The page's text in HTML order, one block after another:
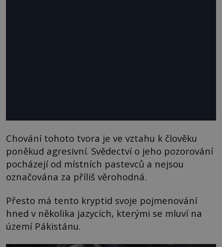
Chování tohoto tvora je ve vztahu k člověku
poněkud agresivní. Svědectví o jeho pozorování
pocházejí od místních pastevců a nejsou
označována za příliš věrohodná.
Přesto má tento kryptid svoje pojmenování
hned v několika jazycích, kterými se mluví na
území Pákistánu.